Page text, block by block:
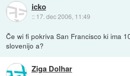
icko
:: 17. dec 2006, 11:49
Če wi fi pokriva San Francisco ki ima
slovenijo a?
Ziga Dolhar